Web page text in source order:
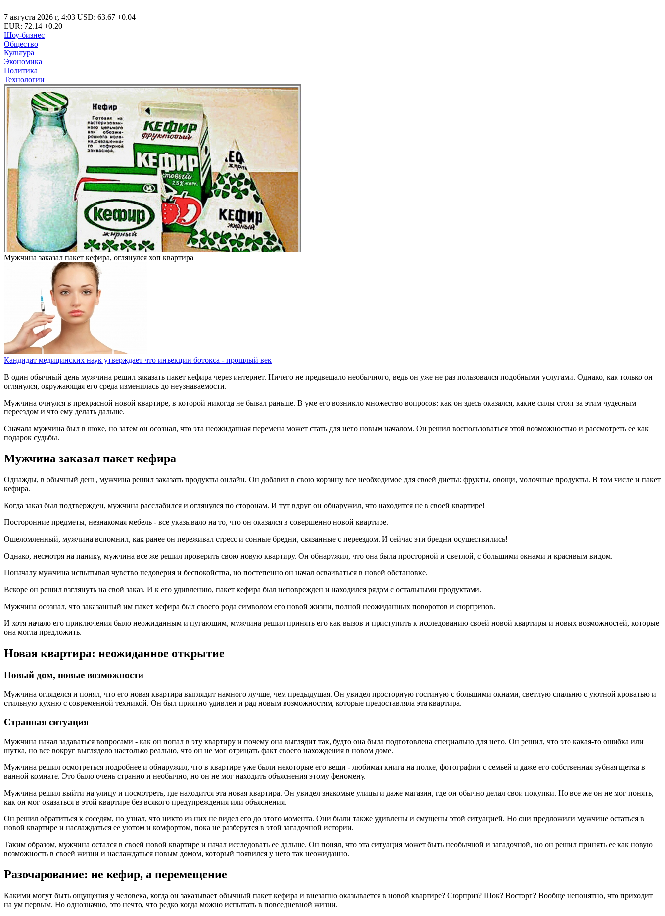
7 августа 2026 г, 4:03 USD: 63.67 +0.04
EUR: 72.14 +0.20
Шоу-бизнес
Общество
Культура
Экономика
Политика
Технологии
Мужчина заказал пакет кефира, оглянулся хоп квартира
Кандидат медицинских наук утверждает что инъекции ботокса - прошлый век
В один обычный день мужчина решил заказать пакет кефира через интернет. Ничего не предвещало необычного, ведь он уже не раз пользовался подобными услугами. Однако, как только он
оглянулся, окружающая его среда изменилась до неузнаваемости.
Мужчина очнулся в прекрасной новой квартире, в которой никогда не бывал раньше. В уме его возникло множество вопросов: как он здесь оказался, какие силы стоят за этим чудесным
переездом и что ему делать дальше.
Сначала мужчина был в шоке, но затем он осознал, что эта неожиданная перемена может стать для него новым началом. Он решил воспользоваться этой возможностью и рассмотреть ее как
подарок судьбы.
Мужчина заказал пакет кефира
Однажды, в обычный день, мужчина решил заказать продукты онлайн. Он добавил в свою корзину все необходимое для своей диеты: фрукты, овощи, молочные продукты. В том числе и пакет
кефира.
Когда заказ был подтвержден, мужчина расслабился и оглянулся по сторонам. И тут вдруг он обнаружил, что находится не в своей квартире!
Посторонние предметы, незнакомая мебель - все указывало на то, что он оказался в совершенно новой квартире.
Ошеломленный, мужчина вспомнил, как ранее он переживал стресс и сонные бредни, связанные с переездом. И сейчас эти бредни осуществились!
Однако, несмотря на панику, мужчина все же решил проверить свою новую квартиру. Он обнаружил, что она была просторной и светлой, с большими окнами и красивым видом.
Поначалу мужчина испытывал чувство недоверия и беспокойства, но постепенно он начал осваиваться в новой обстановке.
Вскоре он решил взглянуть на свой заказ. И к его удивлению, пакет кефира был неповрежден и находился рядом с остальными продуктами.
Мужчина осознал, что заказанный им пакет кефира был своего рода символом его новой жизни, полной неожиданных поворотов и сюрпризов.
И хотя начало его приключения было неожиданным и пугающим, мужчина решил принять его как вызов и приступить к исследованию своей новой квартиры и новых возможностей, которые
она могла предложить.
Новая квартира: неожиданное открытие
Новый дом, новые возможности
Мужчина огляделся и понял, что его новая квартира выглядит намного лучше, чем предыдущая. Он увидел просторную гостиную с большими окнами, светлую спальню с уютной кроватью и
стильную кухню с современной техникой. Он был приятно удивлен и рад новым возможностям, которые предоставляла эта квартира.
Странная ситуация
Мужчина начал задаваться вопросами - как он попал в эту квартиру и почему она выглядит так, будто она была подготовлена специально для него. Он решил, что это какая-то ошибка или
шутка, но все вокруг выглядело настолько реально, что он не мог отрицать факт своего нахождения в новом доме.
Мужчина решил осмотреться подробнее и обнаружил, что в квартире уже были некоторые его вещи - любимая книга на полке, фотографии с семьей и даже его собственная зубная щетка в
ванной комнате. Это было очень странно и необычно, но он не мог находить объяснения этому феномену.
Мужчина решил выйти на улицу и посмотреть, где находится эта новая квартира. Он увидел знакомые улицы и даже магазин, где он обычно делал свои покупки. Но все же он не мог понять,
как он мог оказаться в этой квартире без всякого предупреждения или объяснения.
Он решил обратиться к соседям, но узнал, что никто из них не видел его до этого момента. Они были также удивлены и смущены этой ситуацией. Но они предложили мужчине остаться в
новой квартире и наслаждаться ее уютом и комфортом, пока не разберутся в этой загадочной истории.
Таким образом, мужчина остался в своей новой квартире и начал исследовать ее дальше. Он понял, что эта ситуация может быть необычной и загадочной, но он решил принять ее как новую
возможность в своей жизни и наслаждаться новым домом, который появился у него так неожиданно.
Разочарование: не кефир, а перемещение
Какими могут быть ощущения у человека, когда он заказывает обычный пакет кефира и внезапно оказывается в новой квартире? Сюрприз? Шок? Восторг? Вообще непонятно, что приходит
на ум первым. Но однозначно, это нечто, что редко когда можно испытать в повседневной жизни.